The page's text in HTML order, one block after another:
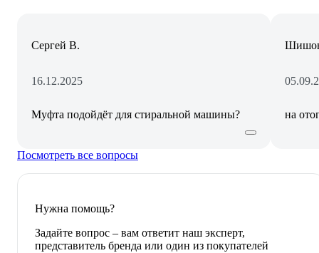
Сергей В.
16.12.2025
Муфта подойдёт для стиральной машины? на
Посмотреть все вопросы
Нужна помощь?
Задайте вопрос – вам ответит наш эксперт,
представитель бренда или один из покупателей